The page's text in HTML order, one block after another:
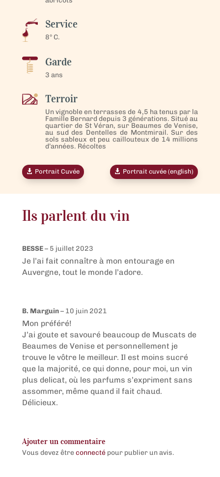
Service
8° C.
Garde
3 ans
Terroir
Un vignoble en terrasses de 4,5 ha tenus par la
Famille Bernard depuis 3 générations. Situé au
quartier de St Véran, sur Beaumes de Venise,
au sud des Dentelles de Montmirail. Sur des
sols sableux et peu caillouteux de 14 millions
d’années. Récoltes
Portrait Cuvée Portrait cuvée (english)
Ils parlent du vin
BESSE– 5 juillet 2023
Je l’ai fait connaître à mon entourage en
Auvergne, tout le monde l’adore.
B. Marguin– 10 juin 2021
Mon préféré!
J’ai goute et savouré beaucoup de Muscats de
Beaumes de Venise et personnellement je
trouve le vôtre le meilleur. Il est moins sucré
que la majorité, ce qui donne, pour moi, un vin
plus delicat, où les parfums s’expriment sans
assommer, même quand il fait chaud.
Délicieux.
Ajouter un commentaire
Vous devez êtreconnectépour publier un avis.